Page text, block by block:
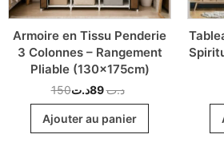
Armoire en Tissu Penderie
3 Colonnes – Rangement
Pliable (130x175cm)
150 د.ت89د.ت
Ajouter au panier